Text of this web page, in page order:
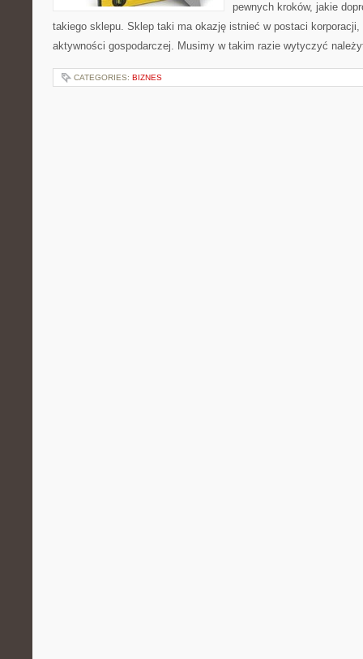
pewnych kroków, jakie
takiego sklepu. Sklep taki ma okazję istnieć w postaci korporacji,
aktywności gospodarczej. Musimy w takim razie wytyczyć
CATEGORIES: BIZNES